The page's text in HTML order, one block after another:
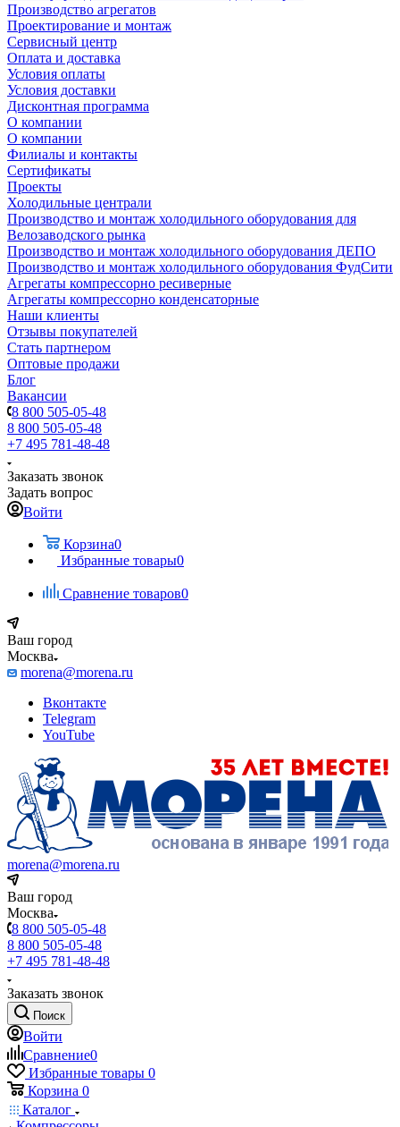
Производство агрегатов
Проектирование и монтаж
Сервисный центр
Оплата и доставка
Условия оплаты
Условия доставки
Дисконтная программа
О компании
О компании
Филиалы и контакты
Сертификаты
Проекты
Холодильные централи
Производство и монтаж холодильного оборудования для
Велозаводского рынка
Производство и монтаж холодильного оборудования ДЕПО
Производство и монтаж холодильного оборудования ФудСити
Агрегаты компрессорно ресиверные
Агрегаты компрессорно конденсаторные
Наши клиенты
Отзывы покупателей
Стать партнером
Оптовые продажи
Блог
Вакансии
8 800 505-05-48
8 800 505-05-48
+7 495 781-48-48
Заказать звонок
Задать вопрос
Войти
Корзина0
Избранные товары0
Сравнение товаров0
Ваш город
Москва
morena@morena.ru
Вконтакте
Telegram
YouTube
morena@morena.ru
Ваш город
Москва
8 800 505-05-48
8 800 505-05-48
+7 495 781-48-48
Заказать звонок
Поиск
Войти
Сравнение0
Избранные товары 0
Корзина 0
Каталог